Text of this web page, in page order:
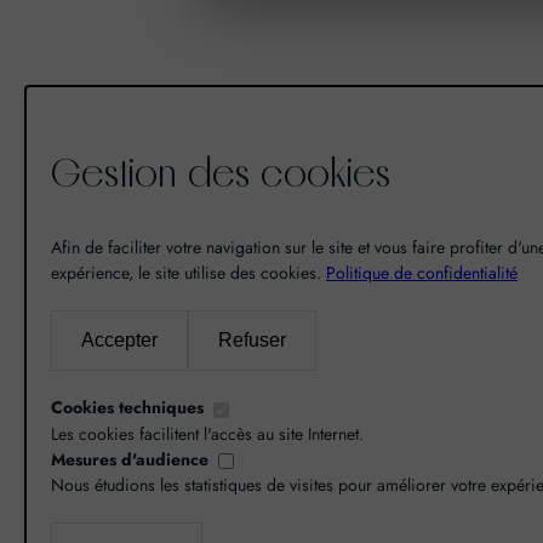
vin, il n’y a eu qu’un pas. Un pas
que nous avons franchi en faisant
une vocation. De là est né World
et la richesse de nos terroirs.
Gestion des cookies
Afin de faciliter votre navigation sur le site et vous faire profiter
expérience, le site utilise des cookies. Politique de confidentialité
Accepter Refuser
Cookies techniques
Les cookies facilitent l'accès au site Internet.
Mesures d'audience
Nous étudions les statistiques de visites pour améliorer votre